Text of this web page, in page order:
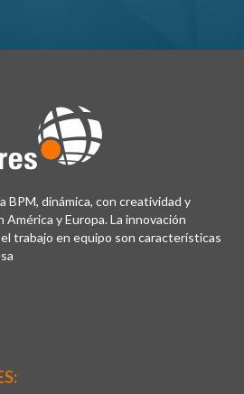
BPM, dinámica, con creatividad y
y Europa. La innovación
trabajo en equipo son características